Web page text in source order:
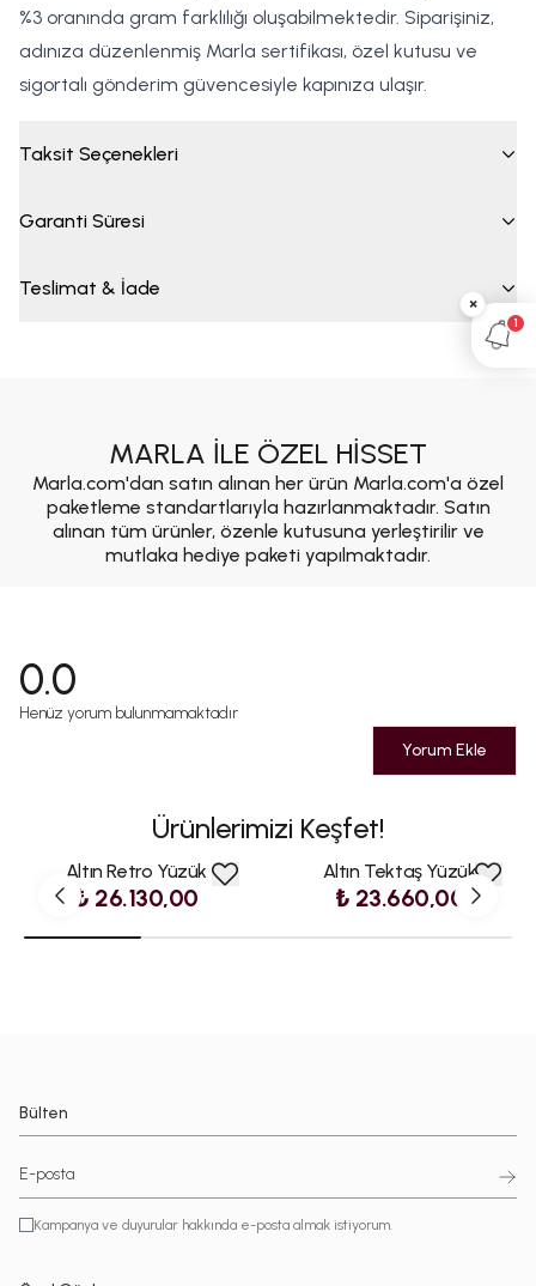
%3 oranında gram farklılığı oluşabilmektedir. Siparişiniz,
adınıza düzenlenmiş Marla sertifikası, özel kutusu ve
sigortalı gönderim güvencesiyle kapınıza ulaşır.
Taksit Seçenekleri
Garanti Süresi
Teslimat & İade
MARLA İLE ÖZEL HİSSET
Marla.com'dan satın alınan her ürün Marla.com'a özel
paketleme standartlarıyla hazırlanmaktadır. Satın
alınan tüm ürünler, özenle kutusuna yerleştirilir ve
mutlaka hediye paketi yapılmaktadır.
0.0
Henüz yorum bulunmamaktadır
Yorum Ekle
Ürünlerimizi Keşfet!
Altın Retro Yüzük
₺ 26.130,00
Altın Tektaş Yüzük
₺ 23.660,00
Bülten
Kampanya ve duyurular hakkında e-posta almak istiyorum.
×
1